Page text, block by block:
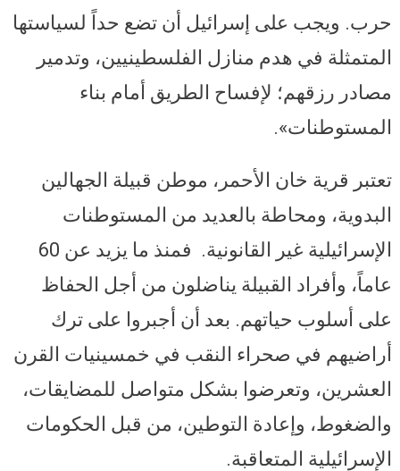
حرب. ويجب على إسرائيل أن تضع حداً لسياستها
المتمثلة في هدم منازل الفلسطينيين، وتدمير
مصادر رزقهم؛ لإفساح الطريق أمام بناء
المستوطنات».
تعتبر قرية خان الأحمر، موطن قبيلة الجهالين
البدوية، ومحاطة بالعديد من المستوطنات
الإسرائيلية غير القانونية. فمنذ ما يزيد عن 60
عاماً، وأفراد القبيلة يناضلون من أجل الحفاظ
على أسلوب حياتهم. بعد أن أجبروا على ترك
أراضيهم في صحراء النقب في خمسينيات القرن
العشرين، وتعرضوا بشكل متواصل للمضايقات،
والضغوط، وإعادة التوطين، من قبل الحكومات
الإسرائيلية المتعاقبة.